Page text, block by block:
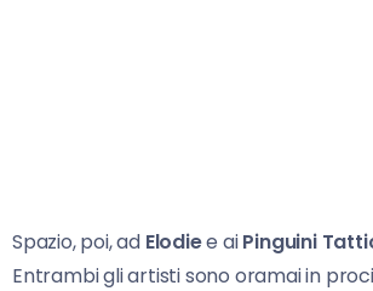
Spazio, poi, ad Elodiee aiPinguini
Entrambi gli artisti sono oramai in